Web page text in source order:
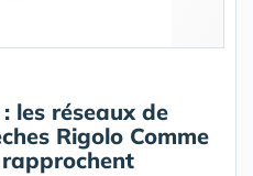
les réseaux de
Rigolo Comme
rapprochent